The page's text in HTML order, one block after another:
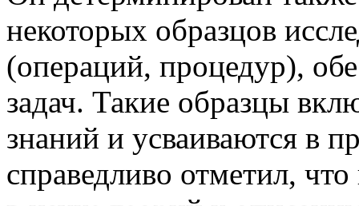
некоторых образцов
(операций, процедур),
задач. Такие образцы
знаний и усваиваются в
справедливо отметил,